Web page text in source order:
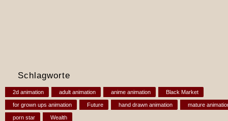
Schlagworte
2d animation adult animation anime animation Black Market
for grown ups animation Future hand drawn animation mature
porn star Wealth